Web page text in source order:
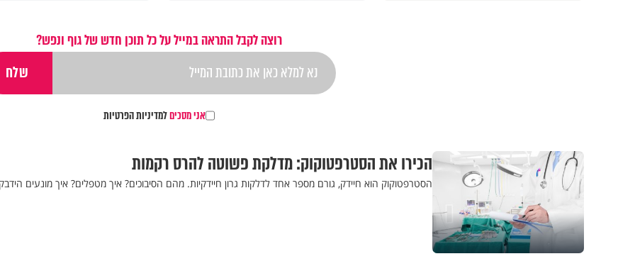
רוצה לקבל התראה במייל על כל תוכן חדש של גוף ונפש?
אני מסכיםלמדיניות הפרטיות
הכירו את הסטרפטוקוק: מדלקת פשוטה להרס רקמות
הסטרפטוקוק הוא חיידק, גורם מספר אחד לדלקות גרון חיידקיות. מהם הסיבוכים? איך מטפלים? איך מונעים